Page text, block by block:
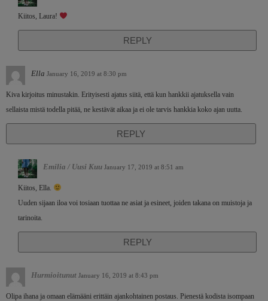
Kiitos, Laura!
REPLY
Ella January 16, 2019 at 8:30 pm
Kiva kirjoitus minustakin. Erityisesti ajatus siitä, että kun hankkii ajatuksella vain
sellaista mistä todella pitää, ne kestävät aikaa ja ei ole tarvis hankkia koko ajan uutta.
REPLY
Emilia / Uusi Kuu January 17, 2019 at 8:51 am
Kiitos, Ella.
Uuden sijaan iloa voi tosiaan tuottaa ne asiat ja esineet, joiden takana on muistoja ja
tarinoita.
REPLY
Hurmioitunut January 16, 2019 at 8:43 pm
Olipa ihana ja omaan elämääni erittäin ajankohtainen postaus. Pienestä kodista isompaan